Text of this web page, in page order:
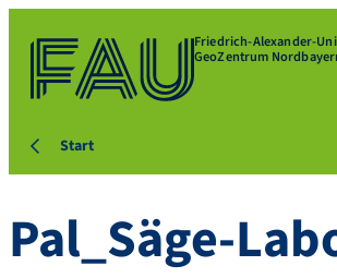
Friedrich-Alexander-
GeoZentrum
Start
Pal_Säge-